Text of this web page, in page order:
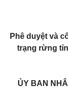
Phê duyệt và
trạng rừng
ỦY BAN